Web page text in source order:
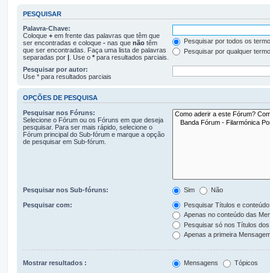
PESQUISAR
Palavra-Chave:
Coloque + em frente das palavras que têm que
ser encontradas e coloque - nas que não têm
que ser encontradas. Faça uma lista de palavras
separadas por | . Use o * para resultados parciais.
Pesquisar por todos os
Pesquisar por qualquer
Pesquisar por autor:
Use * para resultados parciais
OPÇÕES DE PESQUISA
Pesquisar nos Fóruns:
Selecione o Fórum ou os Fóruns em que deseja
pesquisar. Para ser mais rápido, selecione o
Fórum principal do Sub-fórum e marque a opção
de pesquisar em Sub-fórum.
Pesquisar nos Sub-fóruns: Sim Não
Pesquisar com:
Pesquisar Títulos e
Apenas no conteúdo das
Pesquisar só nos Títulos
Apenas a primeira
Mostrar resultados : Mensagens Tópicos